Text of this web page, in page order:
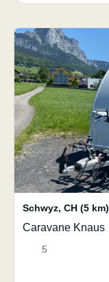
Schwyz, CH (5 km)
Caravane Knaus
5